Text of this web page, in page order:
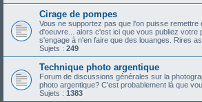
Cirage de pompes
Vous ne supportez pas que l'on puisse
d'oeuvre... alors c'est ici que vous publiez votre
s'engage à n'en faire que des louanges. Rires
Sujets : 249
Technique photo argentique
Forum de discussions générales sur la
photo argentique? C'est probablement là que
Sujets : 1383